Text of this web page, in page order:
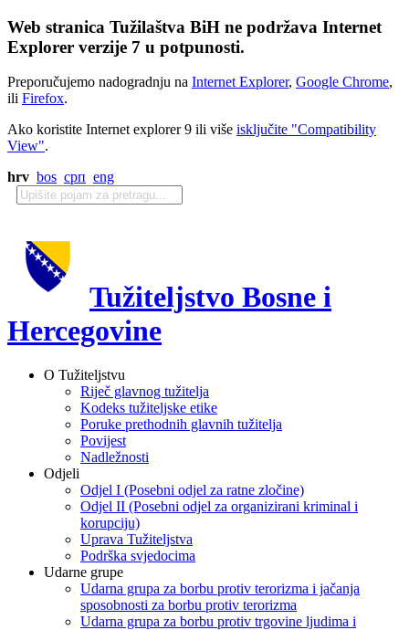
Web stranica Tužilaštva BiH ne podržava Internet
Explorer verzije 7 u potpunosti.
Preporučujemo nadogradnju na Internet Explorer, Google Chrome,
ili Firefox.
Ako koristite Internet explorer 9 ili više isključite "Compatibility
View".
hrv bos срп eng
Tužiteljstvo Bosne i
Hercegovine
O Tužiteljstvu
Riječ glavnog tužitelja
Kodeks tužiteljske etike
Poruke prethodnih glavnih tužitelja
Povijest
Nadležnosti
Odjeli
Odjel I (Posebni odjel za ratne zločine)
Odjel II (Posebni odjel za organizirani kriminal i
korupciju)
Uprava Tužiteljstva
Podrška svjedocima
Udarne grupe
Udarna grupa za borbu protiv terorizma i jačanja
sposobnosti za borbu protiv terorizma
Udarna grupa za borbu protiv trgovine ljudima i